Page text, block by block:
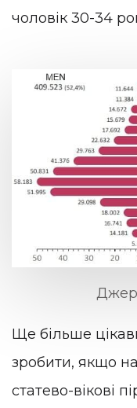
чоловік 30-34
Ще більше
зробити, якщо
статево-вікові